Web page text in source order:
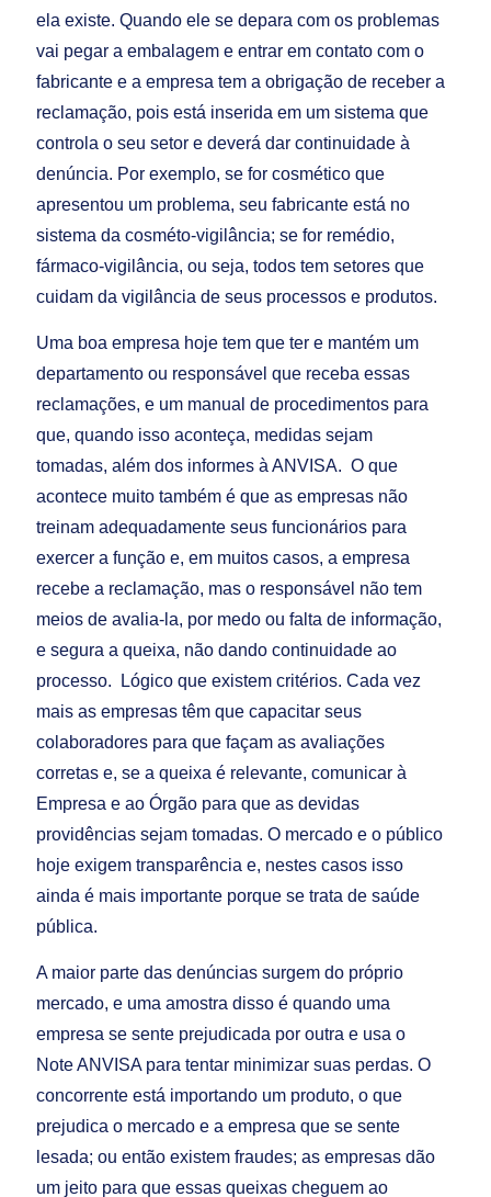
ela existe. Quando ele se depara com os problemas
vai pegar a embalagem e entrar em contato com o
fabricante e a empresa tem a obrigação de receber a
reclamação, pois está inserida em um sistema que
controla o seu setor e deverá dar continuidade à
denúncia. Por exemplo, se for cosmético que
apresentou um problema, seu fabricante está no
sistema da cosméto-vigilância; se for remédio,
fármaco-vigilância, ou seja, todos tem setores que
cuidam da vigilância de seus processos e produtos.
Uma boa empresa hoje tem que ter e mantém um
departamento ou responsável que receba essas
reclamações, e um manual de procedimentos para
que, quando isso aconteça, medidas sejam
tomadas, além dos informes à ANVISA. O que
acontece muito também é que as empresas não
treinam adequadamente seus funcionários para
exercer a função e, em muitos casos, a empresa
recebe a reclamação, mas o responsável não tem
meios de avalia-la, por medo ou falta de informação,
e segura a queixa, não dando continuidade ao
processo. Lógico que existem critérios. Cada vez
mais as empresas têm que capacitar seus
colaboradores para que façam as avaliações
corretas e, se a queixa é relevante, comunicar à
Empresa e ao Órgão para que as devidas
providências sejam tomadas. O mercado e o público
hoje exigem transparência e, nestes casos isso
ainda é mais importante porque se trata de saúde
pública.
A maior parte das denúncias surgem do próprio
mercado, e uma amostra disso é quando uma
empresa se sente prejudicada por outra e usa o
Note ANVISA para tentar minimizar suas perdas. O
concorrente está importando um produto, o que
prejudica o mercado e a empresa que se sente
lesada; ou então existem fraudes; as empresas dão
um jeito para que essas queixas cheguem ao